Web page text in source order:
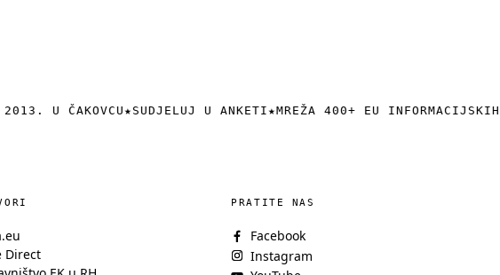
U ČAKOVCU★SUDJELUJ U ANKETI★MREŽA 400+ EU INFORMACIJSKIH
Direct
PRATITE NAS
Facebook
Instagram